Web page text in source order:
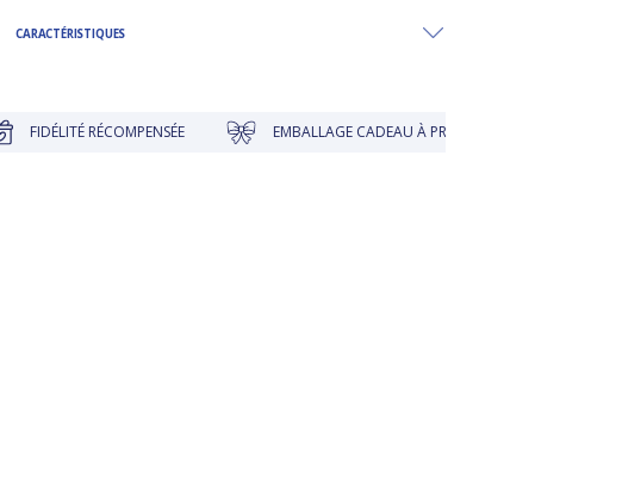
CARACTÉRISTIQUES
RÉCOMPENSÉE EMBALLAGE CADEAU À PRIX DOUX